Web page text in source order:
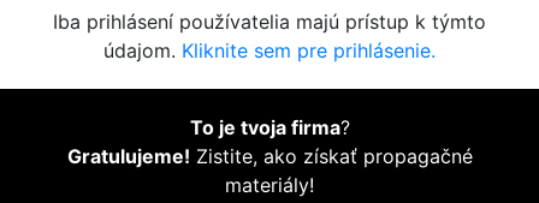
Iba prihlásení používatelia majú prístup k týmto
údajom. Kliknite sem pre prihlásenie.
To je tvoja firma?
Gratulujeme! Zistite, ako získať propagačné
materiály!